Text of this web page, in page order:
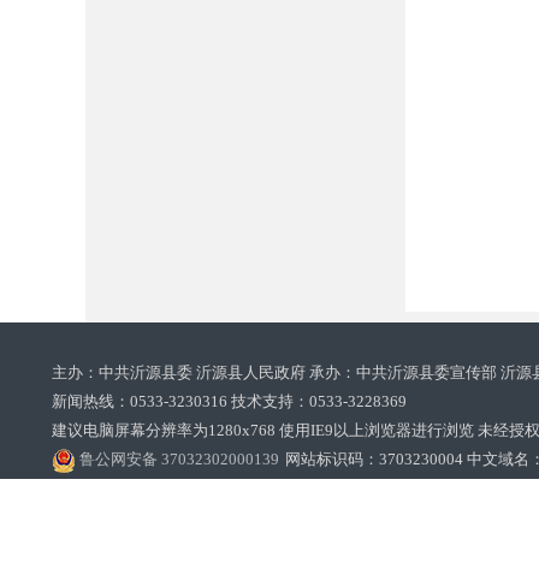
主办：中共沂源县委 沂源县人民政府 承办：中共沂源县委宣传部 沂
新闻热线：0533-3230316 技术支持：0533-3228369‌‌
建议电脑屏幕分辨率为1280x768 使用IE9以上浏览器进行浏览 未经授
鲁公网安备 37032302000139 网站标识码：3703230004 中文域名